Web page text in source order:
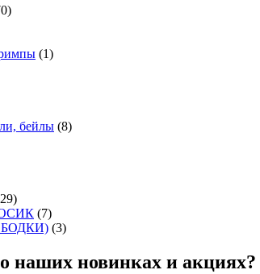
(1)
бейлы (8)
(7)
(3)
наших новинках и акциях?